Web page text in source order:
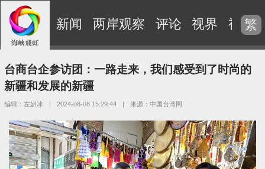
新闻 两岸观察 评论 视界 视频
繁
台商台企参访团：一路走来，我们感受到了时尚的
新疆和发展的新疆
编辑：左妍冰 | 2024-08-08 15:29:44 | 来源：中国台湾网